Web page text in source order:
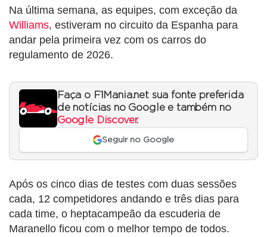
Na última semana, as equipes, com exceção da
Williams, estiveram no circuito da Espanha para
andar pela primeira vez com os carros do
regulamento de 2026.
Faça o F1Mania.net sua fonte preferida
de notícias no Google e também no
Google Discover.
Seguir no Google
Após os cinco dias de testes com duas sessões
cada, 12 competidores andando e três dias para
cada time, o heptacampeão da escuderia de
Maranello ficou com o melhor tempo de todos.